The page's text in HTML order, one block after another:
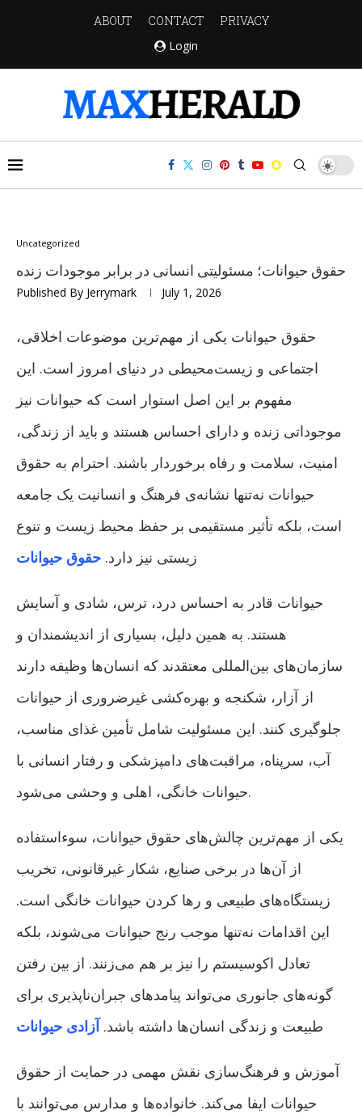
ABOUT CONTACT
PRIVACY
Login
Uncategorized
حقوق حیوانات؛ مسئولیتی انسانی در برابر موجودات زنده
Published By Jerrymark July 1, 2026
حقوق حیوانات یکی از مهم‌ترین موضوعات اخلاقی،
اجتماعی و زیست‌محیطی در دنیای امروز است. این
مفهوم بر این اصل استوار است که حیوانات نیز
موجوداتی زنده و دارای احساس هستند و باید از زندگی،
امنیت، سلامت و رفاه برخوردار باشند. احترام به حقوق
حیوانات نه‌تنها نشانه‌ی فرهنگ و انسانیت یک جامعه
است، بلکه تأثیر مستقیمی بر حفظ محیط زیست و تنوع
زیستی نیز دارد. حقوق حیوانات
حیوانات قادر به احساس درد، ترس، شادی و آسایش
هستند. به همین دلیل، بسیاری از اندیشمندان و
سازمان‌های بین‌المللی معتقدند که انسان‌ها وظیفه دارند
از آزار، شکنجه و بهره‌کشی غیرضروری از حیوانات
جلوگیری کنند. این مسئولیت شامل تأمین غذای مناسب،
آب، سرپناه، مراقبت‌های دامپزشکی و رفتار انسانی با
حیوانات خانگی، اهلی و وحشی می‌شود.
یکی از مهم‌ترین چالش‌های حقوق حیوانات، سوءاستفاده
از آن‌ها در برخی صنایع، شکار غیرقانونی، تخریب
زیستگاه‌های طبیعی و رها کردن حیوانات خانگی است.
این اقدامات نه‌تنها موجب رنج حیوانات می‌شوند، بلکه
تعادل اکوسیستم را نیز بر هم می‌زنند. از بین رفتن
گونه‌های جانوری می‌تواند پیامدهای جبران‌ناپذیری برای
طبیعت و زندگی انسان‌ها داشته باشد. آزادی حیوانات
آموزش و فرهنگ‌سازی نقش مهمی در حمایت از حقوق
حیوانات ایفا می‌کند. خانواده‌ها و مدارس می‌توانند با